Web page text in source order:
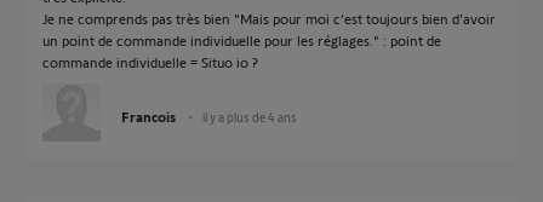
Je ne comprends pas très bien "Mais pour moi c’est toujours bien d’avoir
un point de commande individuelle pour les réglages." : point de
commande individuelle = Situo io ?
Francois il y a plus de 4 ans